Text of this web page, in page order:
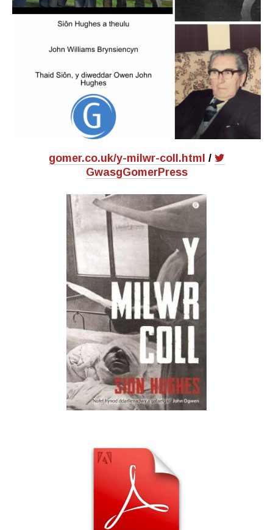
gomer.co.uk/y-milwr-coll.html /
GwasgGomerPress